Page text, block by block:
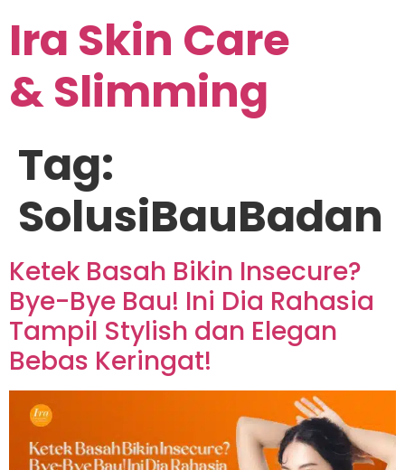
Ira Skin Care
& Slimming
Tag:
SolusiBauBadan
Ketek Basah Bikin Insecure?
Bye-Bye Bau! Ini Dia Rahasia
Tampil Stylish dan Elegan
Bebas Keringat!